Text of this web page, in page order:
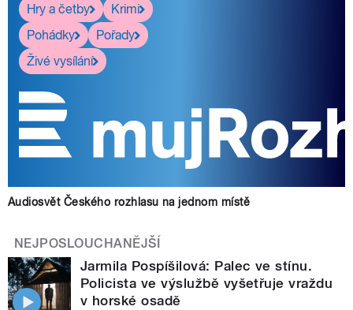
Hry a četby
Krimi
Pohádky
Pořady
Živé vysílání
Audiosvět Českého rozhlasu na jednom místě
NEJPOSLOUCHANĚJŠÍ
Jarmila Pospíšilová: Palec ve stínu.
Policista ve výslužbě vyšetřuje vraždu
v horské osadě